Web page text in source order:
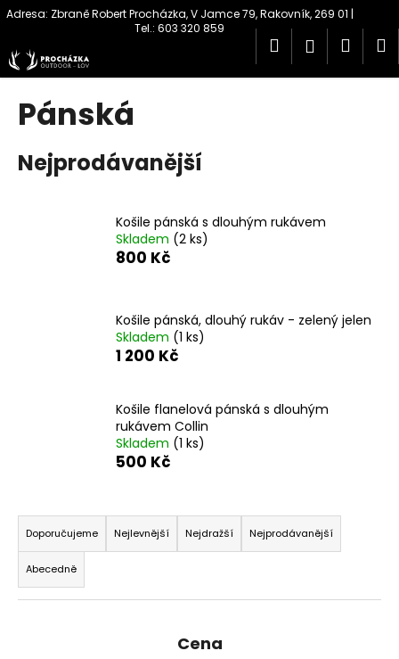
Přejít
Hledat
košík
Pánská
Nejprodávanější
Košile pánská s dlouhým rukávem
Skladem (2 ks)
800 Kč
Košile pánská, dlouhý rukáv - zelený jelen
Skladem (1 ks)
1 200 Kč
Košile flanelová pánská s dlouhým
rukávem Collin
Skladem (1 ks)
500 Kč
Ř
a
z
e
n
Doporučujeme Nejlevnější Nejdražší Nejprodávanější
Abecedně
Cena
K
š
í
C
o
o
?
HLEDAT